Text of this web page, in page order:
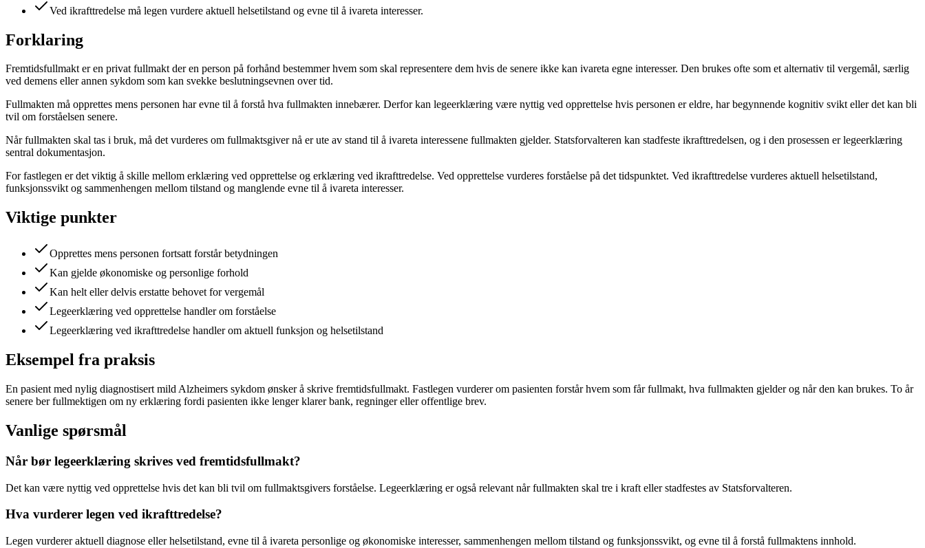
Ved ikrafttredelse må legen vurdere aktuell helsetilstand og evne til å ivareta interesser.
Forklaring
Fremtidsfullmakt er en privat fullmakt der en person på forhånd bestemmer hvem som skal representere dem hvis de senere ikke kan ivareta egne interesser. Den brukes ofte som et alternativ til vergemål, særlig
ved demens eller annen sykdom som kan svekke beslutningsevnen over tid.
Fullmakten må opprettes mens personen har evne til å forstå hva fullmakten innebærer. Derfor kan legeerklæring være nyttig ved opprettelse hvis personen er eldre, har begynnende kognitiv svikt eller det kan bli
tvil om forståelsen senere.
Når fullmakten skal tas i bruk, må det vurderes om fullmaktsgiver nå er ute av stand til å ivareta interessene fullmakten gjelder. Statsforvalteren kan stadfeste ikrafttredelsen, og i den prosessen er legeerklæring
sentral dokumentasjon.
For fastlegen er det viktig å skille mellom erklæring ved opprettelse og erklæring ved ikrafttredelse. Ved opprettelse vurderes forståelse på det tidspunktet. Ved ikrafttredelse vurderes aktuell helsetilstand,
funksjonssvikt og sammenhengen mellom tilstand og manglende evne til å ivareta interesser.
Viktige punkter
Opprettes mens personen fortsatt forstår betydningen
Kan gjelde økonomiske og personlige forhold
Kan helt eller delvis erstatte behovet for vergemål
Legeerklæring ved opprettelse handler om forståelse
Legeerklæring ved ikrafttredelse handler om aktuell funksjon og helsetilstand
Eksempel fra praksis
En pasient med nylig diagnostisert mild Alzheimers sykdom ønsker å skrive fremtidsfullmakt. Fastlegen vurderer om pasienten forstår hvem som får fullmakt, hva fullmakten gjelder og når den kan brukes. To år
senere ber fullmektigen om ny erklæring fordi pasienten ikke lenger klarer bank, regninger eller offentlige brev.
Vanlige spørsmål
Når bør legeerklæring skrives ved fremtidsfullmakt?
Det kan være nyttig ved opprettelse hvis det kan bli tvil om fullmaktsgivers forståelse. Legeerklæring er også relevant når fullmakten skal tre i kraft eller stadfestes av Statsforvalteren.
Hva vurderer legen ved ikrafttredelse?
Legen vurderer aktuell diagnose eller helsetilstand, evne til å ivareta personlige og økonomiske interesser, sammenhengen mellom tilstand og funksjonssvikt, og evne til å forstå fullmaktens innhold.